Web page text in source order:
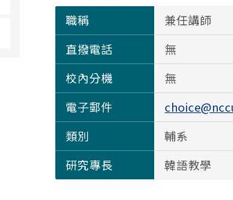
職稱
兼任講師
直撥電話
無
校內分機
無
電子郵件
類別
輔系
研究專長
韓語教學